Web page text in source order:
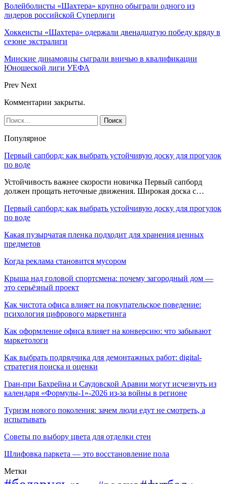
Волейболисты «Шахтера» крупно обыграли одного из
лидеров российской Суперлиги
Хоккеисты «Шахтера» одержали двенадцатую победу кряду в
сезоне экстралиги
Минские динамовцы сыграли вничью в квалификации
Юношеской лиги УЕФА
Prev Next
Комментарии закрыты.
Популярное
Первый сапборд: как выбрать устойчивую доску для прогулок
по воде
Устойчивость важнее скорости новичка Первый сапборд
должен прощать неточные движения. Широкая доска с…
Первый сапборд: как выбрать устойчивую доску для прогулок
по воде
Какая пузырчатая пленка подходит для хранения ценных
предметов
Когда реклама становится мусором
Крыша над головой спортсмена: почему загородный дом —
это серьёзный проект
Как чистота офиса влияет на покупательское поведение:
психология цифрового маркетинга
Как оформление офиса влияет на конверсию: что забывают
маркетологи
Как выбрать подрядчика для демонтажных работ: digital-
стратегия поиска и оценки
Гран-при Бахрейна и Саудовской Аравии могут исчезнуть из
календаря «Формулы-1»-2026 из-за войны в регионе
Туризм нового поколения: зачем люди едут не смотреть, а
испытывать
Советы по выбору цвета для отделки стен
Шлифовка паркета — это восстановление пола
Метки